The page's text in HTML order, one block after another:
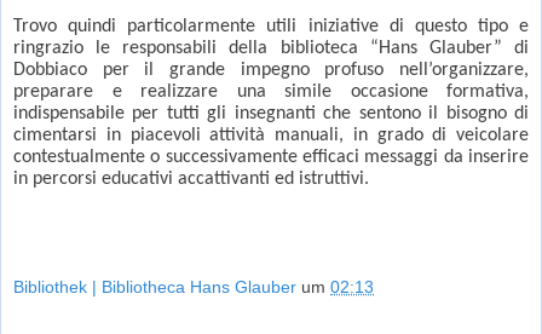
Trovo quindi particolarmente utili iniziative di questo tipo e
ringrazio le responsabili della biblioteca “Hans Glauber” di
Dobbiaco per il grande impegno profuso nell’organizzare,
preparare e realizzare una simile occasione formativa,
indispensabile per tutti gli insegnanti che sentono il bisogno di
cimentarsi in piacevoli attività manuali, in grado di veicolare
contestualmente o successivamente efficaci messaggi da inserire
in percorsi educativi accattivanti ed istruttivi.
Bibliothek | Bibliotheca Hans Glauber um 02:13